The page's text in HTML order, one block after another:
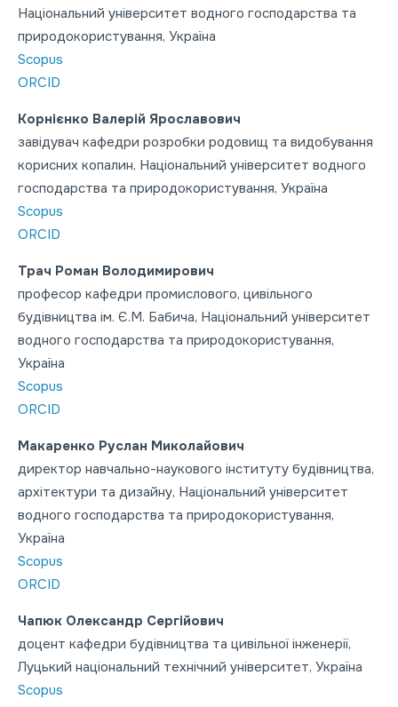
Національний університет водного господарства та
природокористування, Україна
Scopus
ORCID
Корнієнко Валерій Ярославович
завідувач кафедри розробки родовищ та видобування
корисних копалин, Національний університет водного
господарства та природокористування, Україна
Scopus
ORCID
Трач Роман Володимирович
професор кафедри промислового, цивільного
будівництва ім. Є.М. Бабича, Національний університет
водного господарства та природокористування,
Україна
Scopus
ORCID
Макаренко Руслан Миколайович
директор навчально-наукового інституту будівництва,
архітектури та дизайну, Національний університет
водного господарства та природокористування,
Україна
Scopus
ORCID
Чапюк Олександр Сергійович
доцент кафедри будівництва та цивільної інженерії,
Луцький національний технічний університет, Україна
Scopus